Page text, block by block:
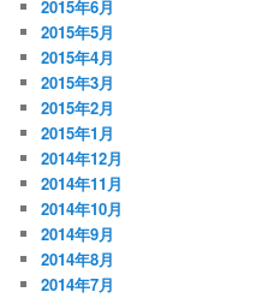
2015年6月
2015年5月
2015年4月
2015年3月
2015年2月
2015年1月
2014年12月
2014年11月
2014年10月
2014年9月
2014年8月
2014年7月